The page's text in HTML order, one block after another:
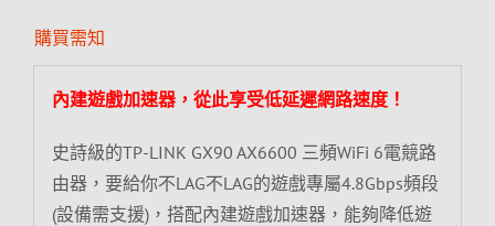
購買需知
內建遊戲加速器，從此享受低延遲網路速度！
史詩級的TP-LINK GX90 AX6600 三頻WiFi 6電競路
由器，要給你不LAG不LAG的遊戲專屬4.8Gbps頻段
(設備需支援)，搭配內建遊戲加速器，能夠降低遊